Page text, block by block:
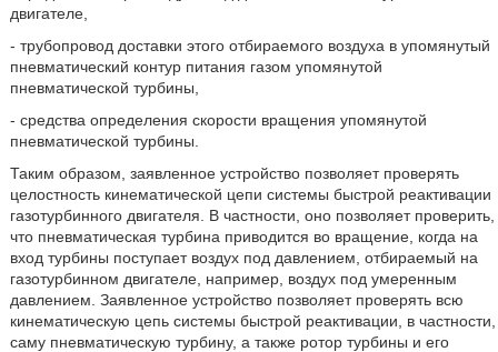
двигателе,
- трубопровод доставки этого отбираемого воздуха в упомянутый
пневматический контур питания газом упомянутой
пневматической турбины,
- средства определения скорости вращения упомянутой
пневматической турбины.
Таким образом, заявленное устройство позволяет проверять
целостность кинематической цепи системы быстрой реактивации
газотурбинного двигателя. В частности, оно позволяет проверить,
что пневматическая турбина приводится во вращение, когда на
вход турбины поступает воздух под давлением, отбираемый на
газотурбинном двигателе, например, воздух под умеренным
давлением. Заявленное устройство позволяет проверять всю
кинематическую цепь системы быстрой реактивации, в частности,
саму пневматическую турбину, а также ротор турбины и его